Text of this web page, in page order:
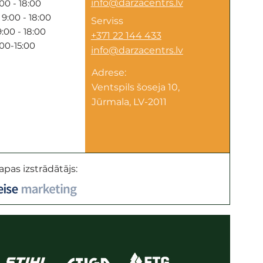
- 18:00
- 18:00
- 18:00
15:00
info@darzacentrs.lv
Serviss
+371 22 144 433
info@darzacentrs.lv
Adrese:
Ventspils šoseja 10,
Jūrmala, LV-2011
izstrādātājs: